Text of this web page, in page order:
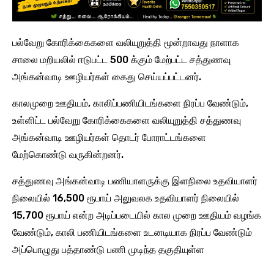
பல்வேறு கோரிக்கைகளை வலியுறுத்தி மூன்றாவது நாளாக
சாலை மறியலில் ஈடுபட்ட 500 க்கும் மேற்பட்ட சத்துணவு
அங்கன்வாடி ஊழியர்கள் கைது செய்யப்பட்டனர்.
காலமுறை ஊதியம், காலிப்பணியிடங்களை நிரப்ப வேண்டும்,
உள்ளிட்ட பல்வேறு கோரிக்கைகளை வலியுறுத்தி சத்துணவு
அங்கன்வாடி ஊழியர்கள் தொடர் போராட்டங்களை
மேற்கொண்டு வருகின்றனர்.
சத்துணவு அங்கன்வாடி பணியாளருக்கு இளநிலை உதவியாளர்
நிலையில் 16,500 ரூபாய் அலுவலக உதவியாளர் நிலையில்
15,700 ரூபாய் என்ற அடிப்படையில் கால முறை ஊதியம் வழங்க
வேண்டும், காலி பணியிடங்களை உடனடியாக நிரப்ப வேண்டும்
அப்பொழுது பத்தாண்டு பணி முடிந்த தகுதியுள்ள